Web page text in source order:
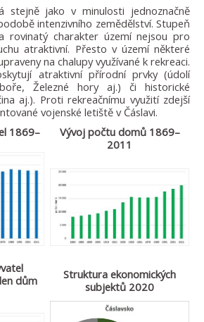
stejně jako v minulosti jednoznačně
intenzivního zemědělství. Stupeň
rovinatý charakter území nejsou pro
atraktivní. Přesto v území některé
na chalupy využívané k rekreaci.
atraktivní přírodní prvky (údolí
Železné hory aj.) či historické
aj.). Proti rekreačnímu využití zdejší
vojenské letiště v Čáslavi.
1869–
Vývoj počtu domů 1869–
2011
dům
Struktura ekonomických
subjektů 2020